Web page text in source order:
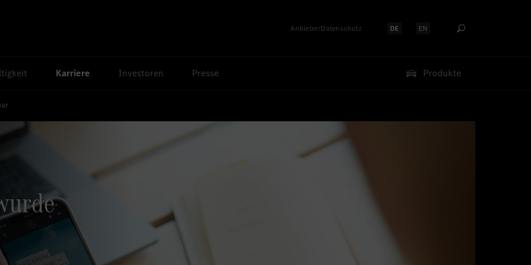
Anbieter/Datenschutz Sprache auswählen:
DE Sprache auswählen:
EN
Karriere Investoren Presse Produkte